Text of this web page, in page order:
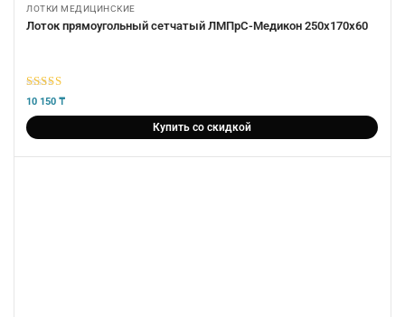
ЛОТКИ МЕДИЦИНСКИЕ
Лоток прямоугольный сетчатый ЛМПрС-Медикон 250х170х60
5из 5
10 150 ₸
Купить со скидкой